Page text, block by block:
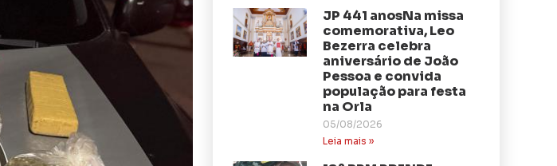
JP 441 anosNa missa
comemorativa, Leo
Bezerra celebra
aniversário de João
Pessoa e convida
população para festa
na Orla
05/08/2026
Leia mais »